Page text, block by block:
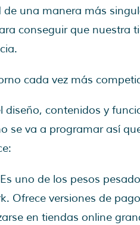
de una manera más
conseguir que nuestra
cada vez más
diseño, contenidos y
se va a programar así
uno de los pesos
Ofrece versiones de
en tiendas online